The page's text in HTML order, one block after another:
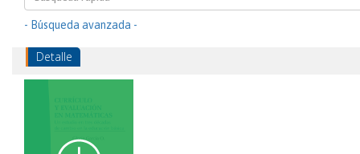
- Búsqueda avanzada -
Detalle